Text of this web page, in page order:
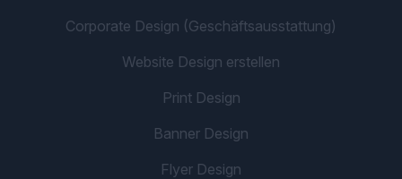
Corporate Design (Geschäftsausstattung)
Website Design erstellen
Print Design
Banner Design
Flyer Design